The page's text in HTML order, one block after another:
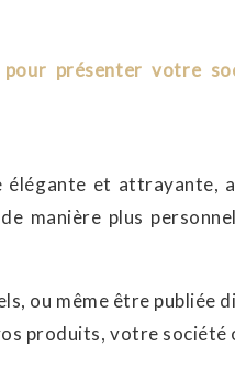
présenter votre
et attrayante,
manière plus
ou même être publiée
produits, votre société